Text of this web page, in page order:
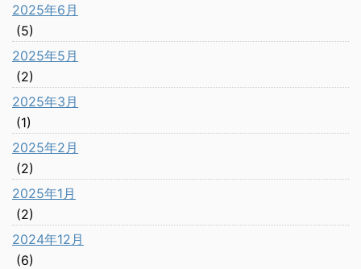
2025年6月
(5)
2025年5月
(2)
2025年3月
(1)
2025年2月
(2)
2025年1月
(2)
2024年12月
(6)